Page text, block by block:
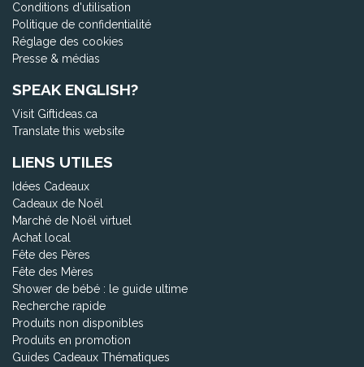
Conditions d'utilisation
Politique de confidentialité
Réglage des cookies
Presse & médias
SPEAK ENGLISH?
Visit Giftideas.ca
Translate this website
LIENS UTILES
Idées Cadeaux
Cadeaux de Noël
Marché de Noël virtuel
Achat local
Fête des Pères
Fête des Mères
Shower de bébé : le guide ultime
Recherche rapide
Produits non disponibles
Produits en promotion
Guides Cadeaux Thématiques